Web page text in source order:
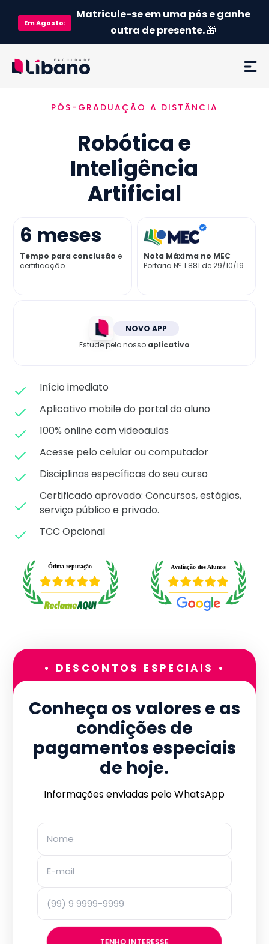
EmAgosto:
Matricule-se em uma pós e ganhe
outra de presente.🎁
Ementa
Como funciona
Credenciamento MEC
Já sou aluno
PÓS-GRADUAÇÃO A DISTÂNCIA
Robótica e
Inteligência
Artificial
6 meses
Tempo para conclusão e
certificação
Nota Máxima no MEC
Portaria Nª 1.881 de 29/10/19
NOVO APP
Estude pelo nosso aplicativo
Início imediato
Aplicativo mobile do portal do aluno
100% online com videoaulas
Acesse pelo celular ou computador
Disciplinas específicas do seu curso
Certificado aprovado: Concursos, estágios,
serviço público e privado.
TCC Opcional
• DESCONTOS ESPECIAIS •
Conheça os valores e as
condições de
pagamentos especiais
de hoje.
Informações enviadas pelo WhatsApp